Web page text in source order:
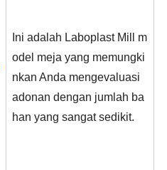
Ini adalah Laboplast Mill m
odel meja yang memungki
nkan Anda mengevaluasi
adonan dengan jumlah ba
han yang sangat sedikit.